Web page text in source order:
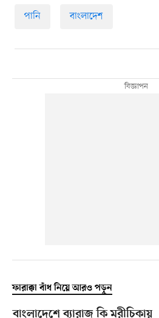
পানি বাংলাদেশ
ফারাক্কা বাঁধ নিয়ে আরও পড়ুন
বাংলাদেশে ব্যারাজ কি মরীচিকায়